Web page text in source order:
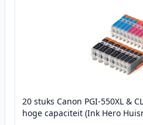
20 stuks Canon PGI-550XL &
hoge capaciteit (Ink Hero